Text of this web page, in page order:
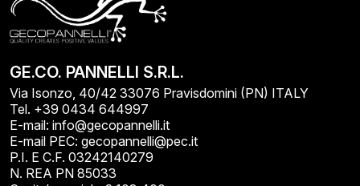
GE.CO. PANNELLI S.R.L.
Via Isonzo, 40/42 33076 Pravisdomini (PN) ITALY
Tel. +39 0434 644997
E-mail: info@gecopannelli.it
E-mail PEC: gecopannelli@pec.it
P.I. E C.F. 03242140279
N. REA PN 85033